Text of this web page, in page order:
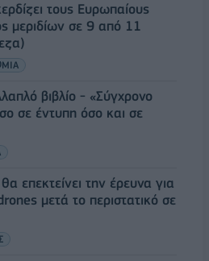
τους Ευρωπαίους
μεριδίων σε 9 από 11
βιβλίο - «Σύγχρονο
σε έντυπη όσο και σε
επεκτείνει την έρευνα για
μετά το περιστατικό σε